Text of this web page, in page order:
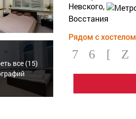
все (15)
Невского,
Восстания
Рядом с хостелом